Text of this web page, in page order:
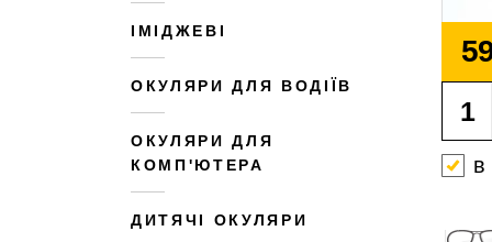
ІМІДЖЕВІ
ОКУЛЯРИ ДЛЯ ВОДІЇВ
ОКУЛЯРИ ДЛЯ
КОМП'ЮТЕРА
ДИТЯЧІ ОКУЛЯРИ
в